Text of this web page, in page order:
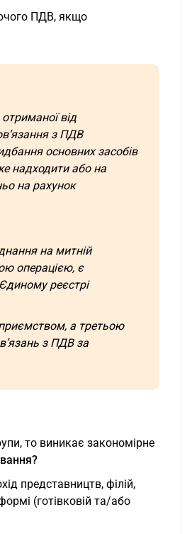
ПДВ, якщо
від
з ПДВ
основних засобів
надходити або на
на рахунок
на митній
операцією, є
реєстрі
а третьою
з ПДВ за
то виникає закономірне
представництв, філій,
(готівковій та/або